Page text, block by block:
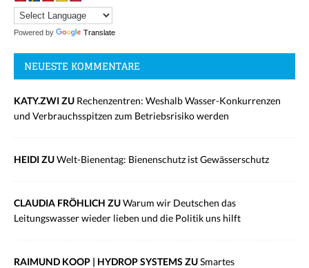
Powered by Translate
NEUESTE KOMMENTARE
KATY.ZWI ZU Rechenzentren: Weshalb Wasser-Konkurrenzen
und Verbrauchsspitzen zum Betriebsrisiko werden
HEIDI ZUWelt-Bienentag: Bienenschutz ist Gewässerschutz
CLAUDIA FRÖHLICH ZUWarum wir Deutschen das
Leitungswasser wieder lieben und die Politik uns hilft
RAIMUND KOOP | HYDROP SYSTEMS ZUSmartes